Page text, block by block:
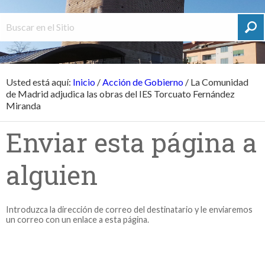
Usted está aquí: Inicio /Acción de Gobierno / La Comunidad
de Madrid adjudica las obras del IES Torcuato Fernández
Miranda
Enviar esta página a
alguien
Introduzca la dirección de correo del destinatario y le enviaremos
un correo con un enlace a esta página.